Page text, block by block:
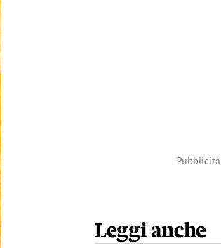
Pubblicità
Leggi anche